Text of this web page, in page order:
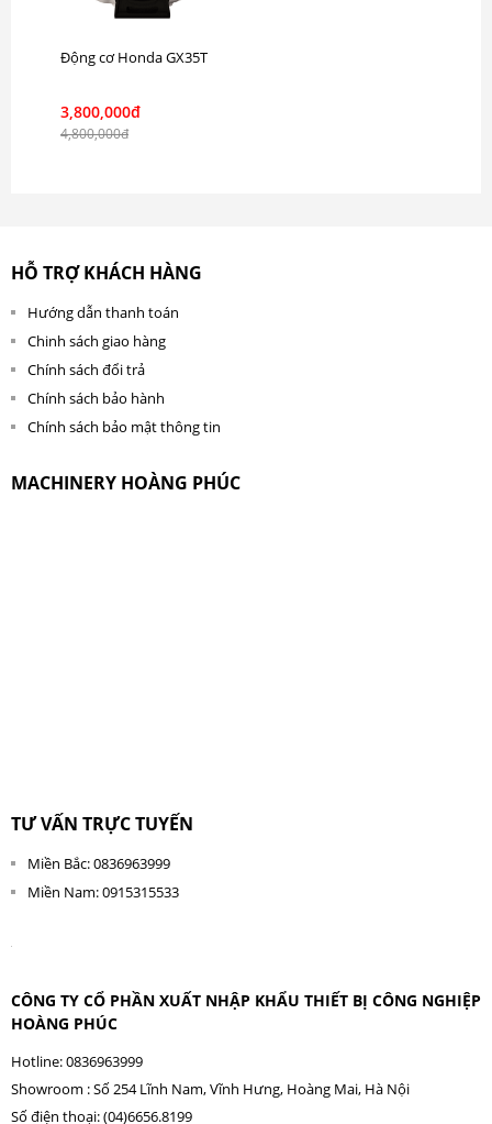
Động cơ Honda GX35T
3,800,000đ
4,800,000đ
HỖ TRỢ KHÁCH HÀNG
Hướng dẫn thanh toán
Chinh sách giao hàng
Chính sách đổi trả
Chính sách bảo hành
Chính sách bảo mật thông tin
MACHINERY HOÀNG PHÚC
TƯ VẤN TRỰC TUYẾN
Miền Bắc: 0836963999
Miền Nam: 0915315533
CÔNG TY CỔ PHẦN XUẤT NHẬP KHẨU THIẾT BỊ CÔNG NGHIỆP
HOÀNG PHÚC
Hotline: 0836963999
Showroom : Số 254 Lĩnh Nam, Vĩnh Hưng, Hoàng Mai, Hà Nội
Số điện thoại: (04)6656.8199